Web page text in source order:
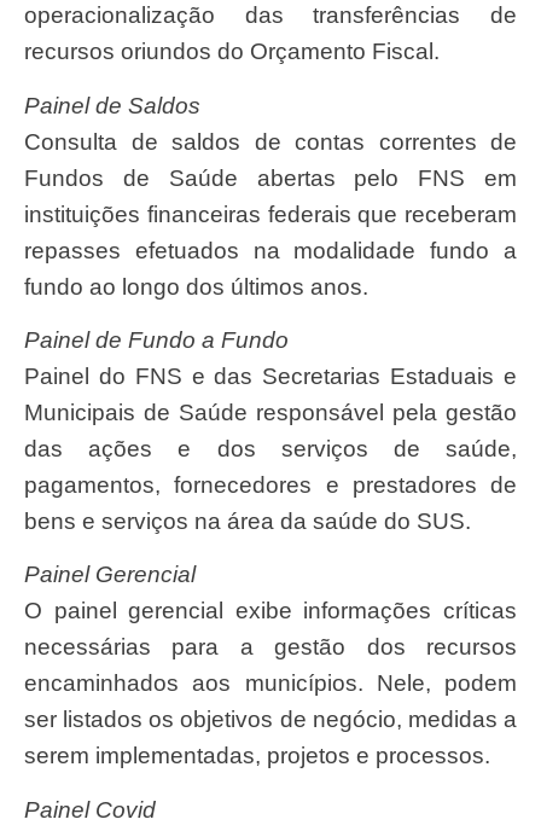
operacionalização das transferências de
recursos oriundos do Orçamento Fiscal.
Painel de Saldos
Consulta de saldos de contas correntes de
Fundos de Saúde abertas pelo FNS em
instituições financeiras federais que receberam
repasses efetuados na modalidade fundo a
fundo ao longo dos últimos anos.
Painel de Fundo a Fundo
Painel do FNS e das Secretarias Estaduais e
Municipais de Saúde responsável pela gestão
das ações e dos serviços de saúde,
pagamentos, fornecedores e prestadores de
bens e serviços na área da saúde do SUS.
Painel Gerencial
O painel gerencial exibe informações críticas
necessárias para a gestão dos recursos
encaminhados aos municípios. Nele, podem
ser listados os objetivos de negócio, medidas a
serem implementadas, projetos e processos.
Painel Covid